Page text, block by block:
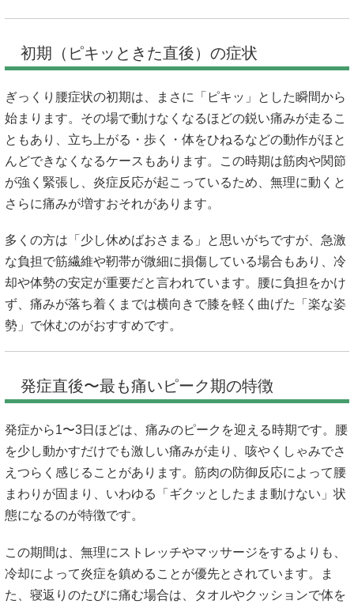
初期（ピキッときた直後）の症状
ぎっくり腰症状の初期は、まさに「ピキッ」とした瞬間から
始まります。その場で動けなくなるほどの鋭い痛みが走るこ
ともあり、立ち上がる・歩く・体をひねるなどの動作がほと
んどできなくなるケースもあります。この時期は筋肉や関節
が強く緊張し、炎症反応が起こっているため、無理に動くと
さらに痛みが増すおそれがあります。
多くの方は「少し休めばおさまる」と思いがちですが、急激
な負担で筋繊維や靭帯が微細に損傷している場合もあり、冷
却や体勢の安定が重要だと言われています。腰に負担をかけ
ず、痛みが落ち着くまでは横向きで膝を軽く曲げた「楽な姿
勢」で休むのがおすすめです。
発症直後〜最も痛いピーク期の特徴
発症から1〜3日ほどは、痛みのピークを迎える時期です。腰
を少し動かすだけでも激しい痛みが走り、咳やくしゃみでさ
えつらく感じることがあります。筋肉の防御反応によって腰
まわりが固まり、いわゆる「ギクッとしたまま動けない」状
態になるのが特徴です。
この期間は、無理にストレッチやマッサージをするよりも、
冷却によって炎症を鎮めることが優先とされています。ま
た、寝返りのたびに痛む場合は、タオルやクッションで体を